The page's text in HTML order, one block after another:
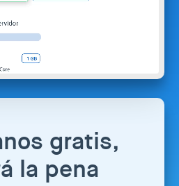
gratis,
la pena